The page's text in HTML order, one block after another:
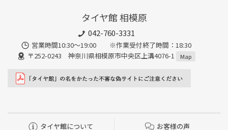
タイヤ館 相模原
042-760-3331
営業時間10:30～19:00 ※作業受付終了時間：18:30
〒252-0243 神奈川県相模原市中央区上溝4076-1
Map
タイヤ館について お客様の声